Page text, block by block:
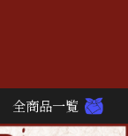
全商品一覧